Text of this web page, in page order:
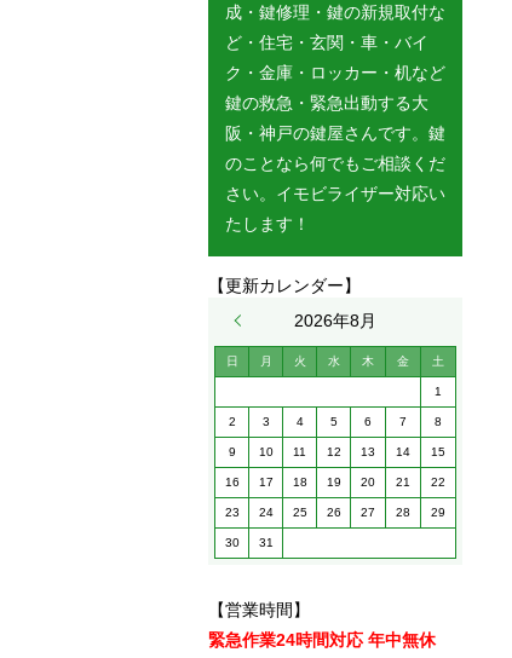
成・鍵修理・鍵の新規取付な
ど・住宅・玄関・車・バイ
ク・金庫・ロッカー・机など
鍵の救急・緊急出動する大
阪・神戸の鍵屋さんです。鍵
のことなら何でもご相談くだ
さい。イモビライザー対応い
たします！
【更新カレンダー】
2026年8月
日 月 火 水 木 金 土
1
2 3 4 5 6 7 8
9 10 11 12 13 14 15
16 17 18 19 20 21 22
23 24 25 26 27 28 29
30 31
【営業時間】
緊急作業24時間対応 年中無休